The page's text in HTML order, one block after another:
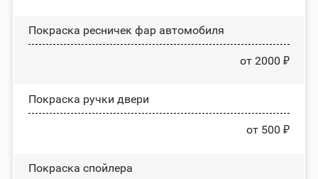
Покраска ресничек фар автомобиля
от 2000 ₽
Покраска ручки двери
от 500 ₽
Покраска спойлера